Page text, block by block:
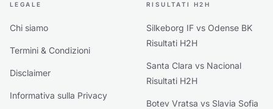
LEGALE
Chi siamo
Termini & Condizioni
Disclaimer
Informativa sulla Privacy
RISULTATI H2H
Silkeborg IF vs Odense BK
Risultati H2H
Santa Clara vs Nacional
Risultati H2H
Botev Vratsa vs Slavia Sofia